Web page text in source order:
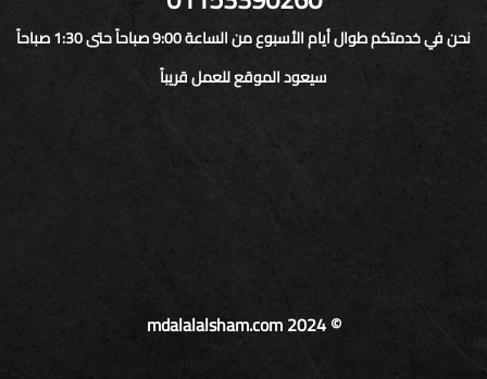
نحن في خدمتكم طوال أيام الأسبوع من الساعة 9:00 صباحاً حتى 1:30 صباحاً
سيعود الموقع للعمل قريباً
© mdalalalsham.com 2024